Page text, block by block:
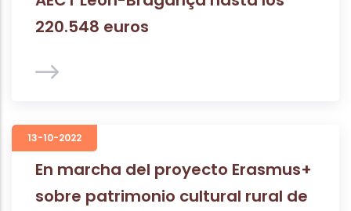
220.548 euros
13-10-2022
En marcha del proyecto Erasmus+
sobre patrimonio cultural rural de